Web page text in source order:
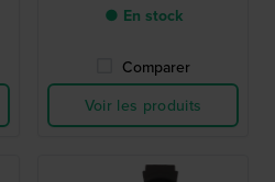
● En stock
Comparer
Voir les produits